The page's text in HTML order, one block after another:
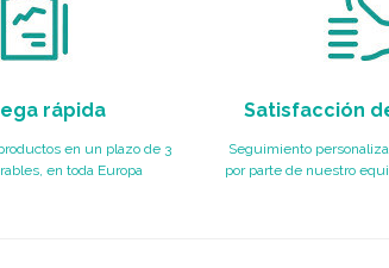
rápida
en un plazo de 3
en toda Europa
Satisfacción
Seguimiento
por parte de nuestro